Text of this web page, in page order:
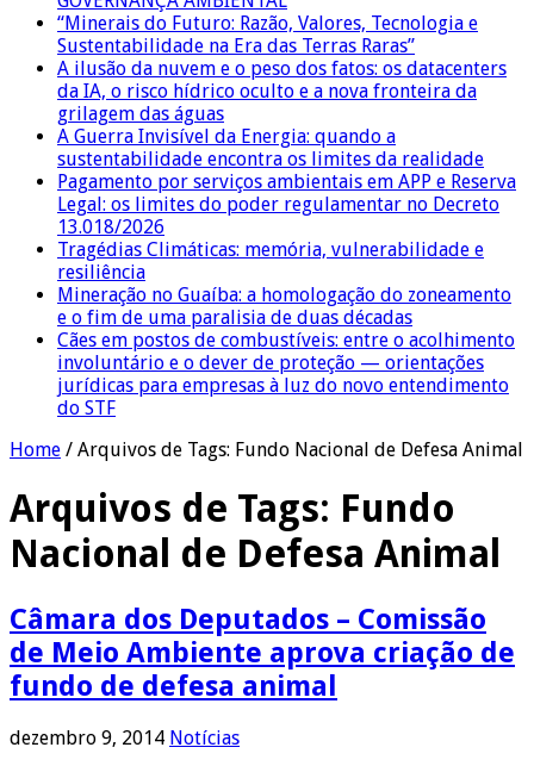
“Minerais do Futuro: Razão, Valores, Tecnologia e
Sustentabilidade na Era das Terras Raras”
A ilusão da nuvem e o peso dos fatos: os datacenters
da IA, o risco hídrico oculto e a nova fronteira da
grilagem das águas
A Guerra Invisível da Energia: quando a
sustentabilidade encontra os limites da realidade
Pagamento por serviços ambientais em APP e Reserva
Legal: os limites do poder regulamentar no Decreto
13.018/2026
Tragédias Climáticas: memória, vulnerabilidade e
resiliência
Mineração no Guaíba: a homologação do zoneamento
e o fim de uma paralisia de duas décadas
Cães em postos de combustíveis: entre o acolhimento
involuntário e o dever de proteção — orientações
jurídicas para empresas à luz do novo entendimento
do STF
Home / Arquivos de Tags: Fundo Nacional de Defesa Animal
Arquivos de Tags: Fundo
Nacional de Defesa Animal
Câmara dos Deputados – Comissão
de Meio Ambiente aprova criação de
fundo de defesa animal
dezembro 9, 2014 Notícias